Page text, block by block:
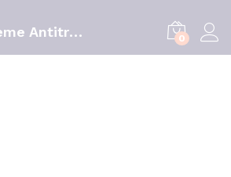
Stop 24 Creme Antitranspirante 40g 0